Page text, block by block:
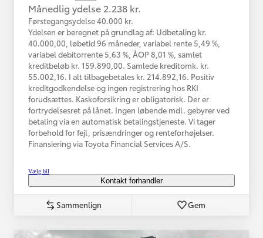
Månedlig ydelse 2.238 kr.
Førstegangsydelse 40.000 kr.
Ydelsen er beregnet på grundlag af: Udbetaling kr.
40.000,00, løbetid 96 måneder, variabel rente 5,49 %,
variabel debitorrente 5,63 %, ÅOP 8,01 %, samlet
kreditbeløb kr. 159.890,00. Samlede kreditomk. kr.
55.002,16. I alt tilbagebetales kr. 214.892,16. Positiv
kreditgodkendelse og ingen registrering hos RKI
forudsættes. Kaskoforsikring er obligatorisk. Der er
fortrydelsesret på lånet. Ingen løbende mdl. gebyrer ved
betaling via en automatisk betalingstjeneste. Vi tager
forbehold for fejl, prisændringer og renteforhøjelser.
Finansiering via Toyota Financial Services A/S.
Vælg bil
Kontakt forhandler
Sammenlign Gem